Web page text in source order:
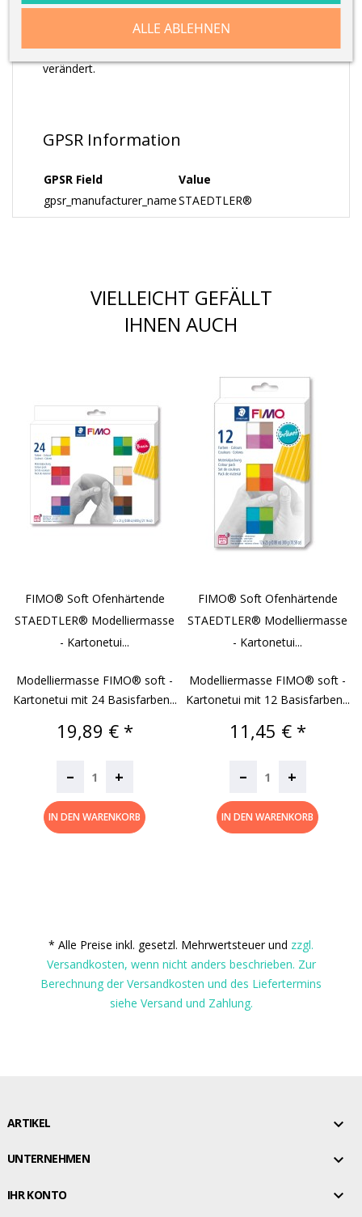
Temperatur sowie die Backzeit des FIMOs nicht
überschreiten, damit es zu keinen Verbrennungen
kommt und sich die Farbe des FIMOs nicht
verändert.
GPSR Information
GPSR Field
Value
gpsr_manufacturer_nameSTAEDTLER®
VIELLEICHT GEFÄLLT
IHNEN AUCH
FIMO® Soft Ofenhärtende
STAEDTLER® Modelliermasse
- Kartonetui...
Modelliermasse FIMO® soft -
Kartonetui mit 24 Basisfarben...
Preis
19,89 € *
– +
IN DEN WARENKORB
FIMO® Soft Ofenhärtende
STAEDTLER® Modelliermasse
- Kartonetui...
Modelliermasse FIMO® soft -
Kartonetui mit 12 Basisfarben...
Preis
11,45 € *
– +
IN DEN WARENKORB
* Alle Preise inkl. gesetzl. Mehrwertsteuer und zzgl.
Versandkosten, wenn nicht anders beschrieben. Zur
Berechnung der Versandkosten und des Liefertermins
siehe Versand und Zahlung.
ARTIKEL 
UNTERNEHMEN 
IHR KONTO 
ALLE ABLEHNEN